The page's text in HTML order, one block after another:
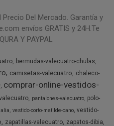
Del Mercado. Garantía y
envíos GRATIS y 24H.Te
Y PAYPAL
bermudas-valecuatro-chulas
camisetas-valecuatro
chaleco-
comprar-online-vestidos-
pantalones-valecuatro polo-
vestido-corto-matilde-cano vestido-
zapatillas-valecuatro zapatos-dibia